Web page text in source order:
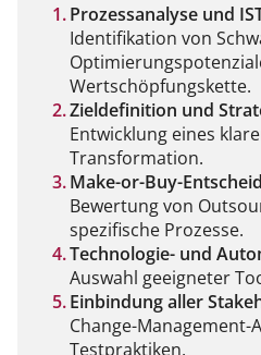
Prozessanalyse und
Identifikation von
Wertschöpfungskette.
Zieldefinition und
Entwicklung eines
Transformation.
Make-or-Buy-
Bewertung von
spezifische Prozesse.
Technologie- und
Auswahl geeigneter
Einbindung aller
Change-
Testpraktiken.